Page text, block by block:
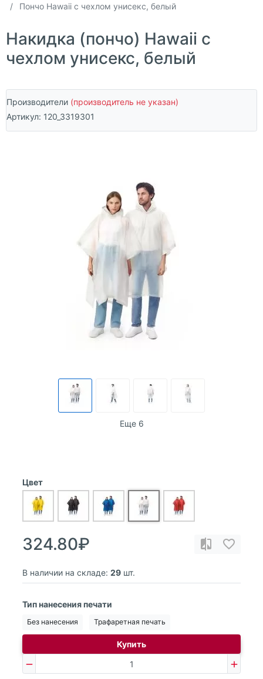
Пончо Hawaii c чехлом унисекс, белый
Накидка (пончо) Hawaii c
чехлом унисекс, белый
Производители (производитель не указан)
Артикул: 120_3319301
Еще 6
Цвет
324.80₽
В наличии на складе: 29 шт.
Тип нанесения печати
Без нанесения Трафаретная печать
Купить